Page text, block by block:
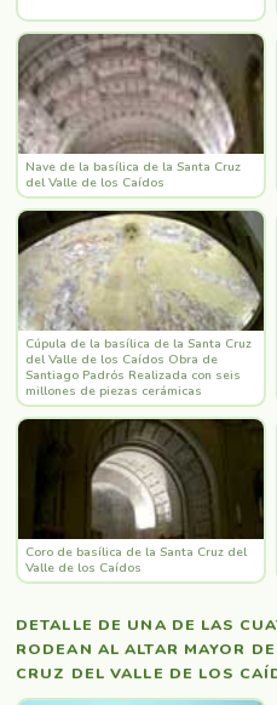
Nave de la basílica de la Santa Cruz
del Valle de los Caídos
Cúpula de la basílica de la Santa Cruz
del Valle de los Caídos Obra de
Santiago Padrós Realizada con seis
millones de piezas cerámicas
Coro de basílica de la Santa Cruz del
Valle de los Caídos
DETALLE DE UNA DE LAS
RODEAN AL ALTAR MAYOR
CRUZ DEL VALLE DE LOS